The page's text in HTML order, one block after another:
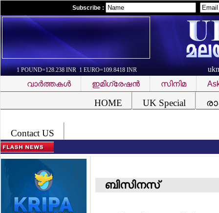
Subscribe :
1 POUND=128.238 INR 1 EURO=109.8418 INR
വാര്‍ത്തകള്‍
ഇമിഗ്രേഷന്‍ സിനിമ
HOME UK Special
Contact US
ബിസിനസ്‌